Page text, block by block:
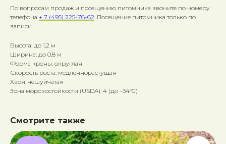
По вопросам продаж и посещению питомника звоните по номеру
телефона + 7 (495) 225-76-62 . Посещение питомника только по
записи.
Высота: до 1,2 м
Ширина: до 0,8 м
Форма кроны: округлая
Скорость роста: медленнорастущая
Хвоя: чешуйчатая
Зона морозостойкости (USDA): 4 (до –34°C)
Смотрите также